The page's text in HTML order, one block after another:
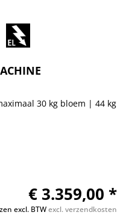
30 kg bloem | 44 kg
€ 3.359,00 *
excl. BTWexcl. verzendkosten